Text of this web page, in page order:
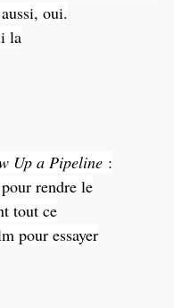
oui.
la
Up a Pipeline :
rendre le
tout ce
pour essayer